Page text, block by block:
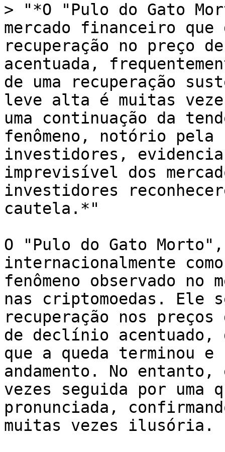
> "*O "Pulo do Gato
mercado financeiro que
recuperação no preço
acentuada,
de uma recuperação
leve alta é muitas
uma continuação da
fenômeno, notório pela
investidores,
imprevisível dos
investidores
cautela.*"
O "Pulo do Gato
internacionalmente
fenômeno observado no
nas criptomoedas. Ele
recuperação nos
de declínio acentuado,
que a queda terminou e
andamento. No
vezes seguida por uma
pronunciada,
muitas vezes ilusória.